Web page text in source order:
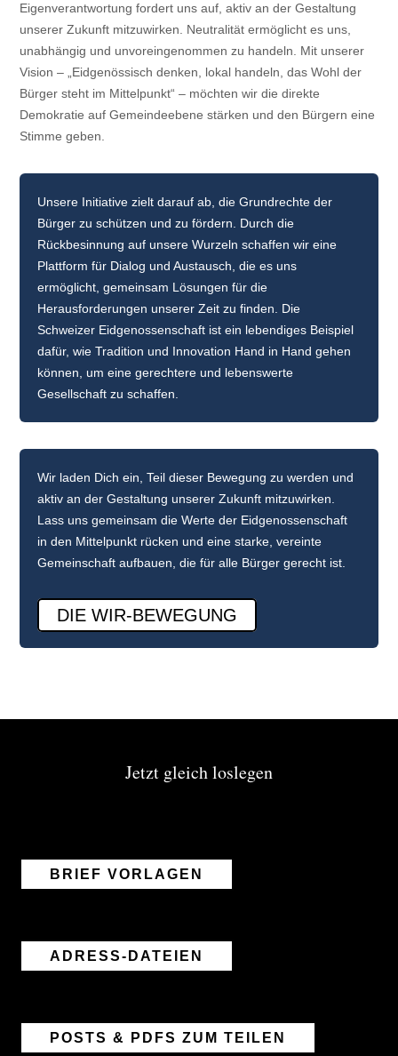
Eigenverantwortung fordert uns auf, aktiv an der Gestaltung
unserer Zukunft mitzuwirken. Neutralität ermöglicht es uns,
unabhängig und unvoreingenommen zu handeln. Mit unserer
Vision – „Eidgenössisch denken, lokal handeln, das Wohl der
Bürger steht im Mittelpunkt“ – möchten wir die direkte
Demokratie auf Gemeindeebene stärken und den Bürgern eine
Stimme geben.
Unsere Initiative zielt darauf ab, die Grundrechte der
Bürger zu schützen und zu fördern. Durch die
Rückbesinnung auf unsere Wurzeln schaffen wir eine
Plattform für Dialog und Austausch, die es uns
ermöglicht, gemeinsam Lösungen für die
Herausforderungen unserer Zeit zu finden. Die
Schweizer Eidgenossenschaft ist ein lebendiges Beispiel
dafür, wie Tradition und Innovation Hand in Hand gehen
können, um eine gerechtere und lebenswerte
Gesellschaft zu schaffen.
Wir laden Dich ein, Teil dieser Bewegung zu werden und
aktiv an der Gestaltung unserer Zukunft mitzuwirken.
Lass uns gemeinsam die Werte der Eidgenossenschaft
in den Mittelpunkt rücken und eine starke, vereinte
Gemeinschaft aufbauen, die für alle Bürger gerecht ist.
DIE WIR-BEWEGUNG
Jetzt gleich loslegen
BRIEF VORLAGEN
ADRESS-DATEIEN
POSTS & PDFS ZUM TEILEN